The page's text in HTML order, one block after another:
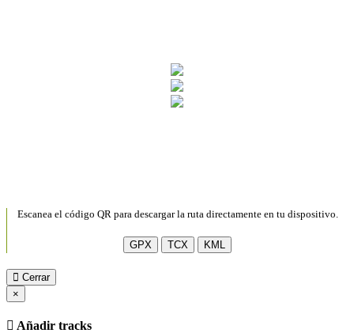
Escanea el código QR para descargar la ruta directamente en tu dispositivo.
GPX TCX KML
Cerrar
×
Añadir tracks